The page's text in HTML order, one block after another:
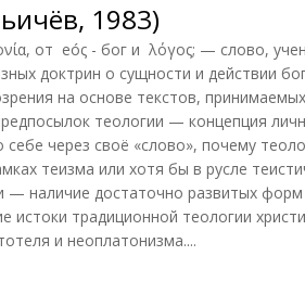
1983)
от eóς - бог и λόγος; — слово,
доктрин о сущности и действии
на основе текстов,
теологии — концепция
через своё «слово», почему
теизма или хотя бы в русле
— наличие достаточно развитых
истоки традиционной теологии
и неоплатонизма....